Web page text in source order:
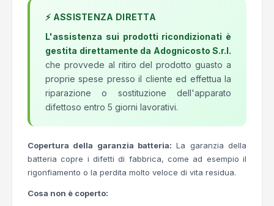
⚡ ASSISTENZA DIRETTA
L'assistenza sui prodotti ricondizionati è
gestita direttamente da Adognicosto S.r.l.
che provvede al ritiro del prodotto guasto a
proprie spese presso il cliente ed effettua la
riparazione o sostituzione dell'apparato
difettoso entro 5 giorni lavorativi.
Copertura della garanzia batteria: La garanzia della
batteria copre i difetti di fabbrica, come ad esempio il
rigonfiamento o la perdita molto veloce di vita residua.
Cosa non è coperto: